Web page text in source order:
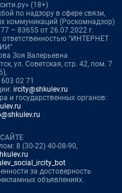
(18+)
по надзору в сфере связи,
коммуникаций (Роскомнадзор)
– 83655 от 26.07.2022 г.
ответственностью "ИНТЕРНЕТ
Зоя Валерьевна
ул. Советская, стр. 42, пом. 7
02 71
ircity@shkulev.ru
и государственных органов:
8 (30-22) 40-08-90,
за достоверность
объявлениях.